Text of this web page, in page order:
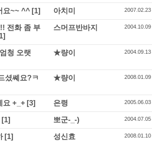
요~~ ^^ [1] 아치미 2007.02.23
전화 좀 부
스머프반바지 2004.10.09
청 오랫
★량이 2004.09.13
셨쎼요?ㅋ
★량이 2008.01.09
요 +_+ [3] 은령 2005.06.03
[1] 뽀군-_-) 2004.07.05
[1] 성신효 2008.01.10